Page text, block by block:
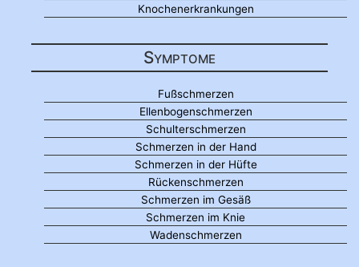
Knochenerkrankungen
Symptome
Fußschmerzen
Ellenbogenschmerzen
Schulterschmerzen
Schmerzen in der Hand
Schmerzen in der Hüfte
Rückenschmerzen
Schmerzen im Gesäß
Schmerzen im Knie
Wadenschmerzen